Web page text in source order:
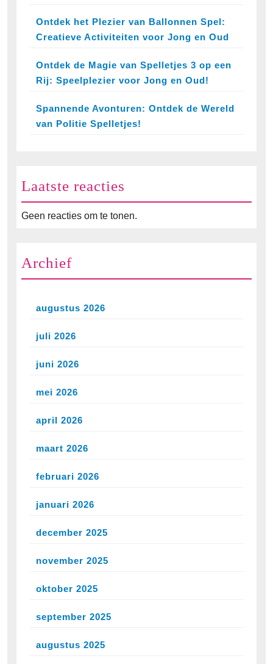
Ontdek het Plezier van Ballonnen Spel:
Creatieve Activiteiten voor Jong en Oud
Ontdek de Magie van Spelletjes 3 op een
Rij: Speelplezier voor Jong en Oud!
Spannende Avonturen: Ontdek de Wereld
van Politie Spelletjes!
Laatste reacties
Geen reacties om te tonen.
Archief
augustus 2026
juli 2026
juni 2026
mei 2026
april 2026
maart 2026
februari 2026
januari 2026
december 2025
november 2025
oktober 2025
september 2025
augustus 2025